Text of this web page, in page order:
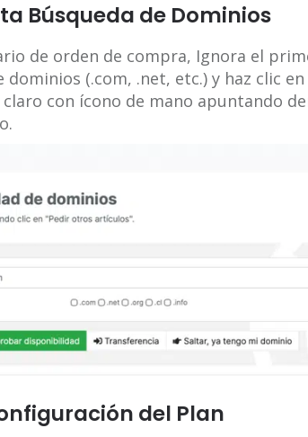
Búsqueda de Dominios
de orden de compra, Ignora el
(.com, .net, etc.) y haz clic
con ícono de mano apuntando
del Plan